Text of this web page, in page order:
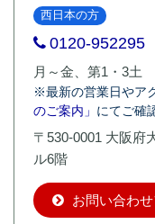
西日本の方
0120-952295
月～金、第1・3土
※最新の営業日やア
のご案内」 にてご確
〒530-0001 大阪
ル6階
お問い合わ